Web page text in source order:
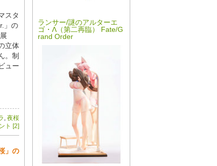
スタ
」の
立体
。制
ュー
夜桜
ト [2]
」の
ランサー/謎のアルターエ
ゴ・Λ（第二再臨） Fate/G
rand Order